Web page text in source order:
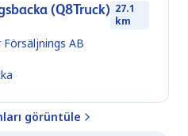
(Q8Truck) 27.1
km
AB
görüntüle